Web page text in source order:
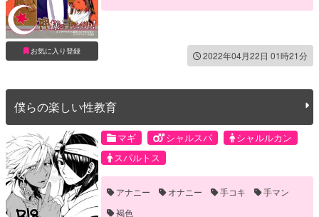
お気に入り登録 2022年04月22日 01時21分
僕らの楽しい性教育
マギ シャルスパ
シャルルカン
スパルトス
アナニー オナニー 手コキ
手マン
褐色